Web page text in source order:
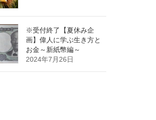
※受付終了【夏休み企
画】偉人に学ぶ生き方と
お金～新紙幣編～
2024年7月26日